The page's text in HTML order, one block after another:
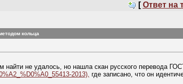
[ Ответ на
кольца
найти не удалось, но нашла скан русского перевода
2013), где записано, что он